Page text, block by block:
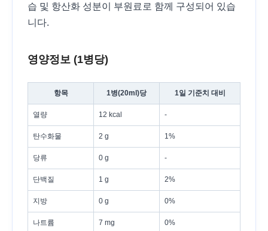
습 및 항산화 성분이 부원료로 함께 구성되어 있습
니다.
영양정보 (1병당)
항목 1병(20ml)당 1일 기준치 대비
열량 12 kcal -
탄수화물 2 g 1%
당류 0 g -
단백질 1 g 2%
지방 0 g 0%
나트륨 7 mg 0%